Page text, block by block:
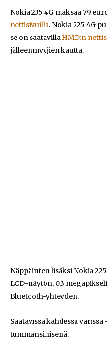
Nokia 235 4G maksaa 79
nettisivuilla. Nokia 225 4G
se on saatavilla HMD:n
jälleenmyyjien kautta.
Näppäinten lisäksi Nokia
LCD-näytön, 0,3
Bluetooth-yhteyden.
Saatavissa kahdessa
tummansinisenä.